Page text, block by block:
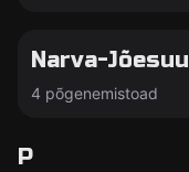
Narva-Jõesuu
4 põgenemistoad
P